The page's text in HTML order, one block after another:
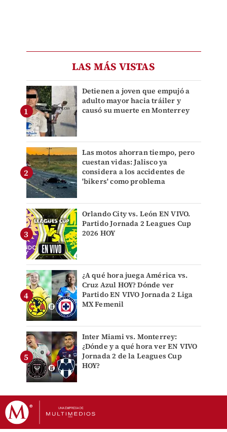
LAS MÁS VISTAS
Detienen a joven que empujó a
adulto mayor hacia tráiler y
causó su muerte en Monterrey
Las motos ahorran tiempo, pero
cuestan vidas: Jalisco ya
considera a los accidentes de
'bikers' como problema
Orlando City vs. León EN VIVO.
Partido Jornada 2 Leagues Cup
2026 HOY
¿A qué hora juega América vs.
Cruz Azul HOY? Dónde ver
Partido EN VIVO Jornada 2 Liga
MX Femenil
Inter Miami vs. Monterrey:
¿Dónde y a qué hora ver EN VIVO
Jornada 2 de la Leagues Cup
HOY?